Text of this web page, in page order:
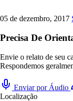
05 de dezembro, 2017
Precisa De
Envie o relato de seu
Respondemos
Enviar por Áudio
Localização